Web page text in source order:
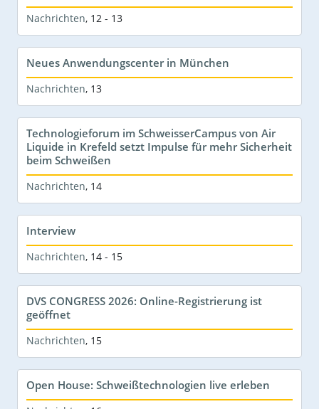
Nachrichten, 12 - 13
Neues Anwendungscenter in München
Nachrichten, 13
Technologieforum im SchweisserCampus von Air
Liquide in Krefeld setzt Impulse für mehr Sicherheit
beim Schweißen
Nachrichten, 14
Interview
Nachrichten, 14 - 15
DVS CONGRESS 2026: Online-Registrierung ist
geöffnet
Nachrichten, 15
Open House: Schweißtechnologien live erleben